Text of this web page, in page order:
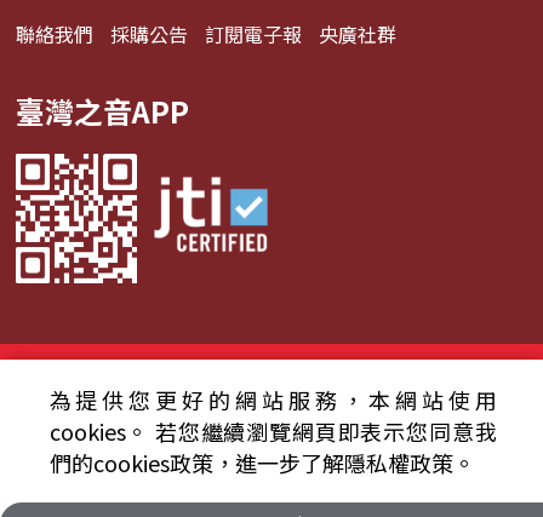
聯絡我們 採購公告 訂閱電子報 央廣社群
臺灣之音APP
© 2024財團法人中央廣播電臺 版權所有
資通安全政策聲明
服務條款 隱私權條款
為提供您更好的網站服務，本網站使用
cookies。 若您繼續瀏覽網頁即表示您同意我
們的cookies政策，進一步了解隱私權政策。